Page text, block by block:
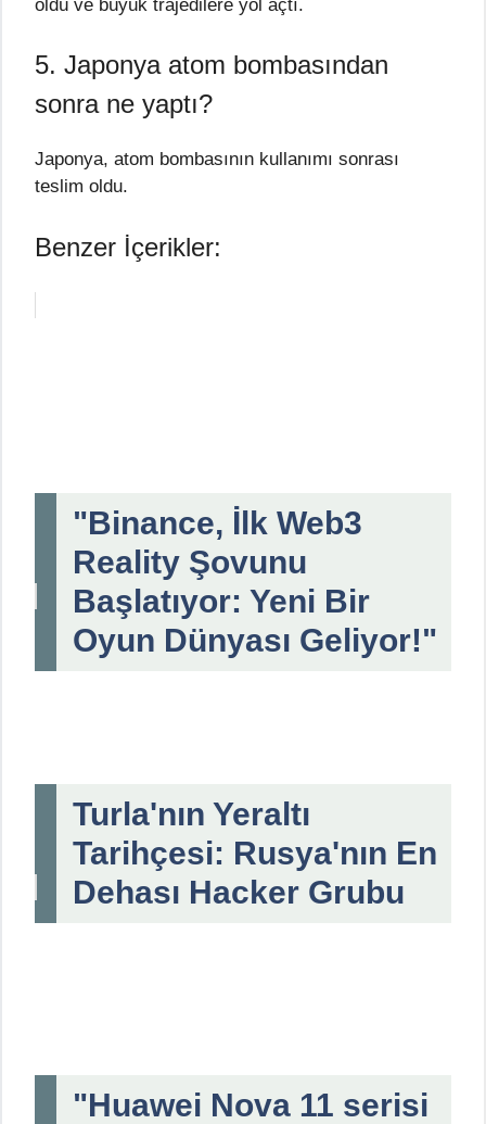
öldü ve büyük trajedilere yol açtı.
5. Japonya atom bombasından
sonra ne yaptı?
Japonya, atom bombasının kullanımı sonrası
teslim oldu.
Benzer İçerikler:
"Binance, İlk Web3
Reality Şovunu
Başlatıyor: Yeni Bir
Oyun Dünyası Geliyor!"
Turla'nın Yeraltı
Tarihçesi: Rusya'nın En
Dehası Hacker Grubu
"Huawei Nova 11 serisi